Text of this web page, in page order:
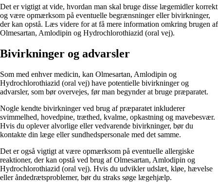
Det er vigtigt at vide, hvordan man skal bruge disse lægemidler korrekt
og være opmærksom på eventuelle begrænsninger eller bivirkninger,
der kan opstå. Læs videre for at få mere information omkring brugen af
Olmesartan, Amlodipin og Hydrochlorothiazid (oral vej).
Bivirkninger og advarsler
Som med enhver medicin, kan Olmesartan, Amlodipin og
Hydrochlorothiazid (oral vej) have potentielle bivirkninger og
advarsler, som bør overvejes, før man begynder at bruge præparatet.
Nogle kendte bivirkninger ved brug af præparatet inkluderer
svimmelhed, hovedpine, træthed, kvalme, opkastning og mavebesvær.
Hvis du oplever alvorlige eller vedvarende bivirkninger, bør du
kontakte din læge eller sundhedspersonale med det samme.
Det er også vigtigt at være opmærksom på eventuelle allergiske
reaktioner, der kan opstå ved brug af Olmesartan, Amlodipin og
Hydrochlorothiazid (oral vej). Hvis du udvikler udslæt, kløe, hævelse
eller åndedrætsproblemer, bør du straks søge lægehjælp.